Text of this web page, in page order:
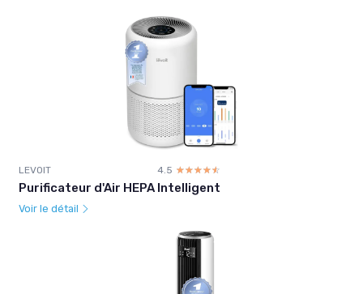
LEVOIT 4.5 ☆☆☆☆☆
★★★★★
Purificateur d'Air HEPA Intelligent
Voir le détail